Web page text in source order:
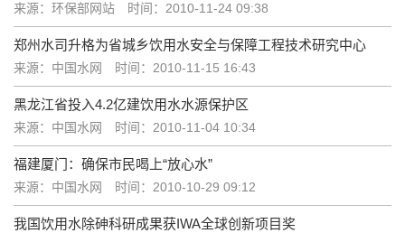
来源：环保部网站 时间：2010-11-24 09:38
郑州水司升格为省城乡饮用水安全与保障工程技术研究中心
来源：中国水网 时间：2010-11-15 16:43
黑龙江省投入4.2亿建饮用水水源保护区
来源：中国水网 时间：2010-11-04 10:34
福建厦门：确保市民喝上“放心水”
来源：中国水网 时间：2010-10-29 09:12
我国饮用水除砷科研成果获IWA全球创新项目奖